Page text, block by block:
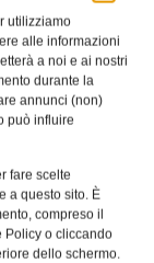
utilizziamo
alle informazioni
a noi e ai nostri
durante la
annunci (non)
può influire
fare scelte
a questo sito. È
compreso il
Policy o cliccando
dello schermo.
per
crisi,
di denaro –
offerta.
un
ne
generale,
considera